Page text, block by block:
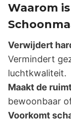
Waarom
Verwijdert
Vermindert
luchtkwaliteit.
Maakt de
bewoonbaar
Voorkomt